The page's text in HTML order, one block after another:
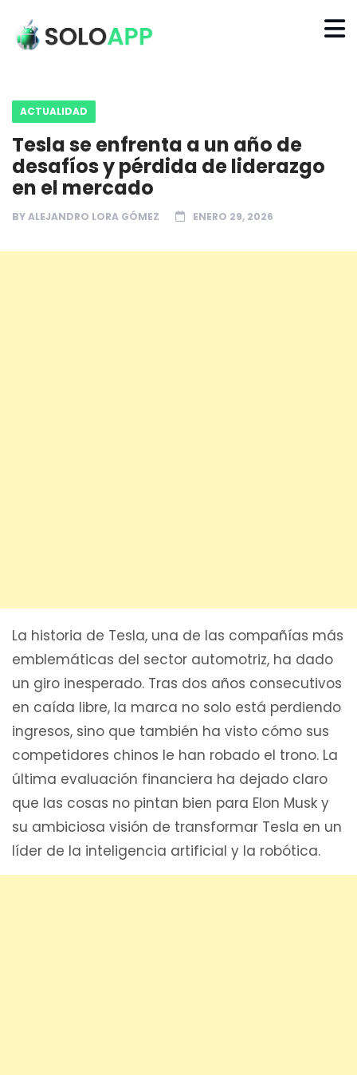
ACTUALIDAD
Tesla se enfrenta a un año de
desafíos y pérdida de liderazgo
en el mercado
BYALEJANDRO LORA GÓMEZ ENERO 29, 2026
La historia de Tesla, una de las compañías más
emblemáticas del sector automotriz, ha dado
un giro inesperado. Tras dos años consecutivos
en caída libre, la marca no solo está perdiendo
ingresos, sino que también ha visto cómo sus
competidores chinos le han robado el trono. La
última evaluación financiera ha dejado claro
que las cosas no pintan bien para Elon Musk y
su ambiciosa visión de transformar Tesla en un
líder de la inteligencia artificial y la robótica.